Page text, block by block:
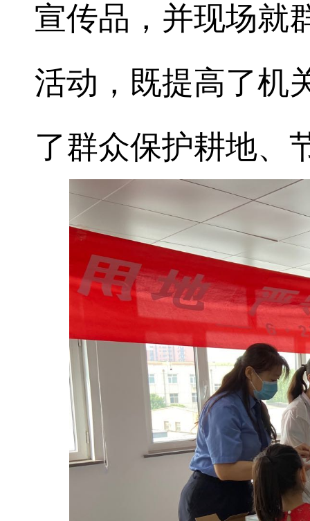
宣传品，并现场就
活动，既提高了机
了群众保护耕地、